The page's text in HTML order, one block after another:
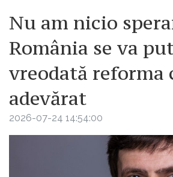
Nu am nicio
România se va
vreodată reforma
adevărat
2026-07-24 14:54:00